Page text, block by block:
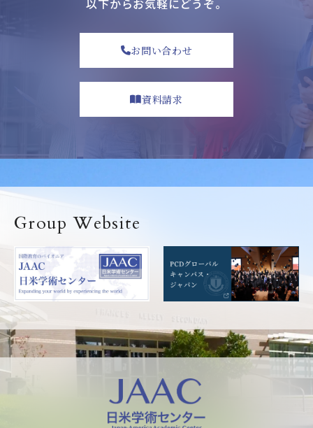
以下からお気軽にどうぞ。
お問い合わせ
資料請求
Group Website